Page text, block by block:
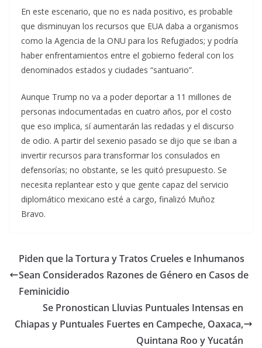
En este escenario, que no es nada positivo, es probable
que disminuyan los recursos que EUA daba a organismos
como la Agencia de la ONU para los Refugiados; y podría
haber enfrentamientos entre el gobierno federal con los
denominados estados y ciudades “santuario”.
Aunque Trump no va a poder deportar a 11 millones de
personas indocumentadas en cuatro años, por el costo
que eso implica, sí aumentarán las redadas y el discurso
de odio. A partir del sexenio pasado se dijo que se iban a
invertir recursos para transformar los consulados en
defensorías; no obstante, se les quitó presupuesto. Se
necesita replantear esto y que gente capaz del servicio
diplomático mexicano esté a cargo, finalizó Muñoz
Bravo.
Piden que la Tortura y Tratos Crueles e Inhumanos
Sean Considerados Razones de Género en Casos de
Feminicidio
Se Pronostican Lluvias Puntuales Intensas en
Chiapas y Puntuales Fuertes en Campeche, Oaxaca,
Quintana Roo y Yucatán